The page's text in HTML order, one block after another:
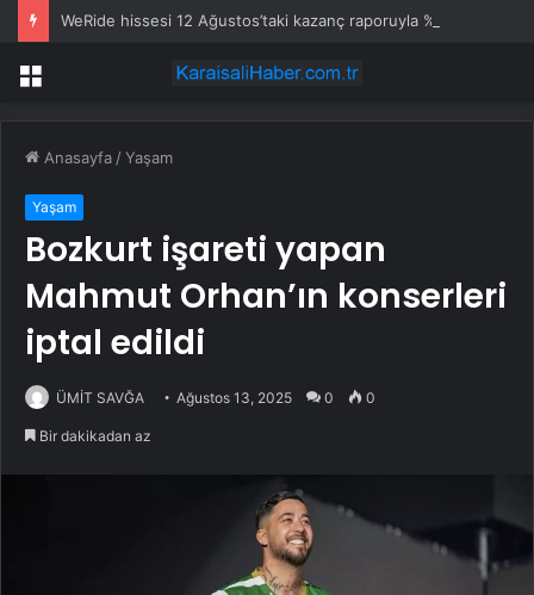
Menü
Anasayfa /Yaşam
Yaşam
Bozkurt işareti yapan
Mahmut Orhan’ın konserleri
iptal edildi
ÜMİT SAVĞA Ağustos 13, 2025 0 0
Bir dakikadan az